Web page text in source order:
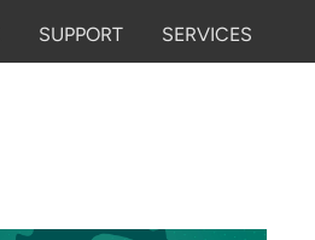
SUPPORT SERVICES